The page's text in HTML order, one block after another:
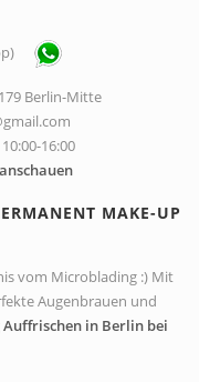
Berlin-Mitte
16:00
MAKE-UP
vom Microblading :) Mit
Augenbrauen und
in Berlin bei